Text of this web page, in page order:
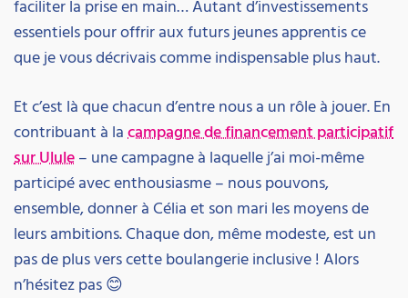
faciliter la prise en main… Autant d’investissements
essentiels pour offrir aux futurs jeunes apprentis ce
que je vous décrivais comme indispensable plus haut.
Et c’est là que chacun d’entre nous a un rôle à jouer. En
contribuant à lacampagne de financement participatif
sur Ulule– une campagne à laquelle j’ai moi-même
participé avec enthousiasme – nous pouvons,
ensemble, donner à Célia et son mari les moyens de
leurs ambitions. Chaque don, même modeste, est un
pas de plus vers cette boulangerie inclusive ! Alors
n’hésitez pas 😊